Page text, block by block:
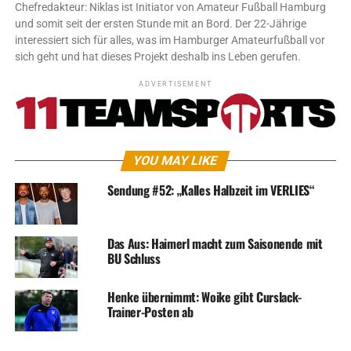
Chefredakteur: Niklas ist Initiator von Amateur Fußball Hamburg
und somit seit der ersten Stunde mit an Bord. Der 22-Jährige
interessiert sich für alles, was im Hamburger Amateurfußball vor
sich geht und hat dieses Projekt deshalb ins Leben gerufen.
ADVERTISEMENT
YOU MAY LIKE
Sendung #52: „Kalles Halbzeit im VERLIES“
Das Aus: Haimerl macht zum Saisonende mit
BU Schluss
Henke übernimmt: Woike gibt Curslack-
Trainer-Posten ab